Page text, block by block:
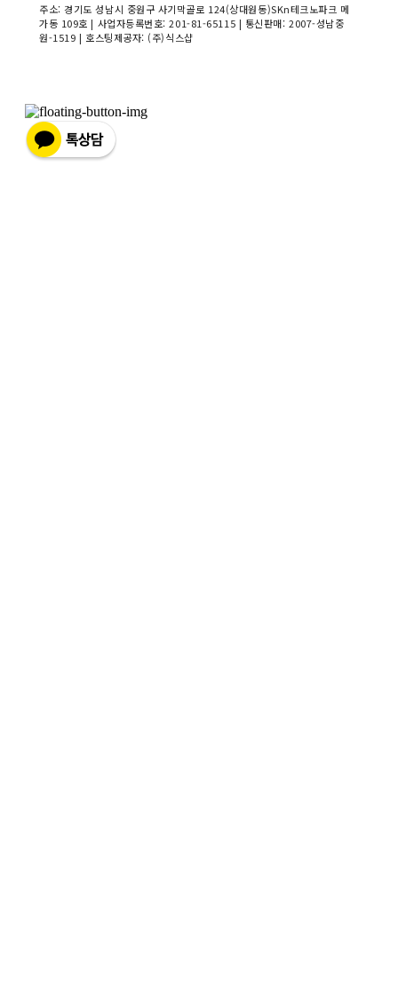
주소: 경기도 성남시 중원구 사기막골로 124(상대원동)SKn테크노파크 메
가동 109호 | 사업자등록번호:201-81-65115 | 통신판매:2007-성남중
원-1519 | 호스팅제공자: (주)식스샵